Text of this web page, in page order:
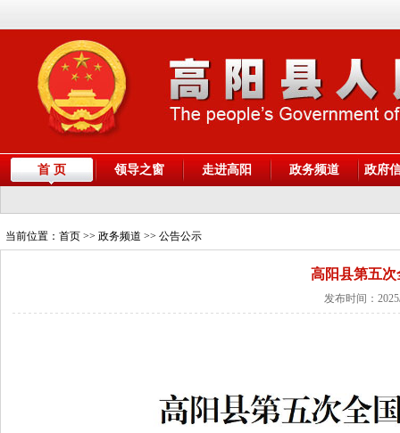
首 页 领导之窗 走进高阳 政务频道 政府
当前位置： 首页 >> 政务频道 >> 公告公示
高阳县第五
发布时间：